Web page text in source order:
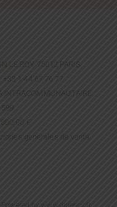
LE ROY 75012 PARIS
+33 1 44 67 76 77
INTRACOMMUNAUTAIRE :
€
generales de venta
by www.digency.fr